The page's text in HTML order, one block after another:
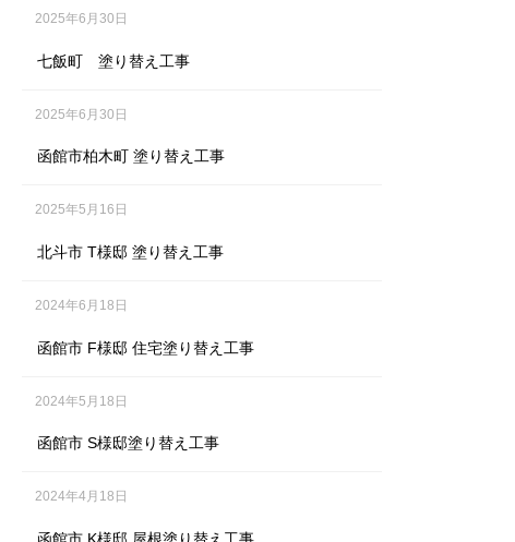
2025年6月30日
七飯町 塗り替え工事
2025年6月30日
函館市柏木町 塗り替え工事
2025年5月16日
北斗市 T様邸 塗り替え工事
2024年6月18日
函館市 F様邸 住宅塗り替え工事
2024年5月18日
函館市 S様邸塗り替え工事
2024年4月18日
函館市 K様邸 屋根塗り替え工事